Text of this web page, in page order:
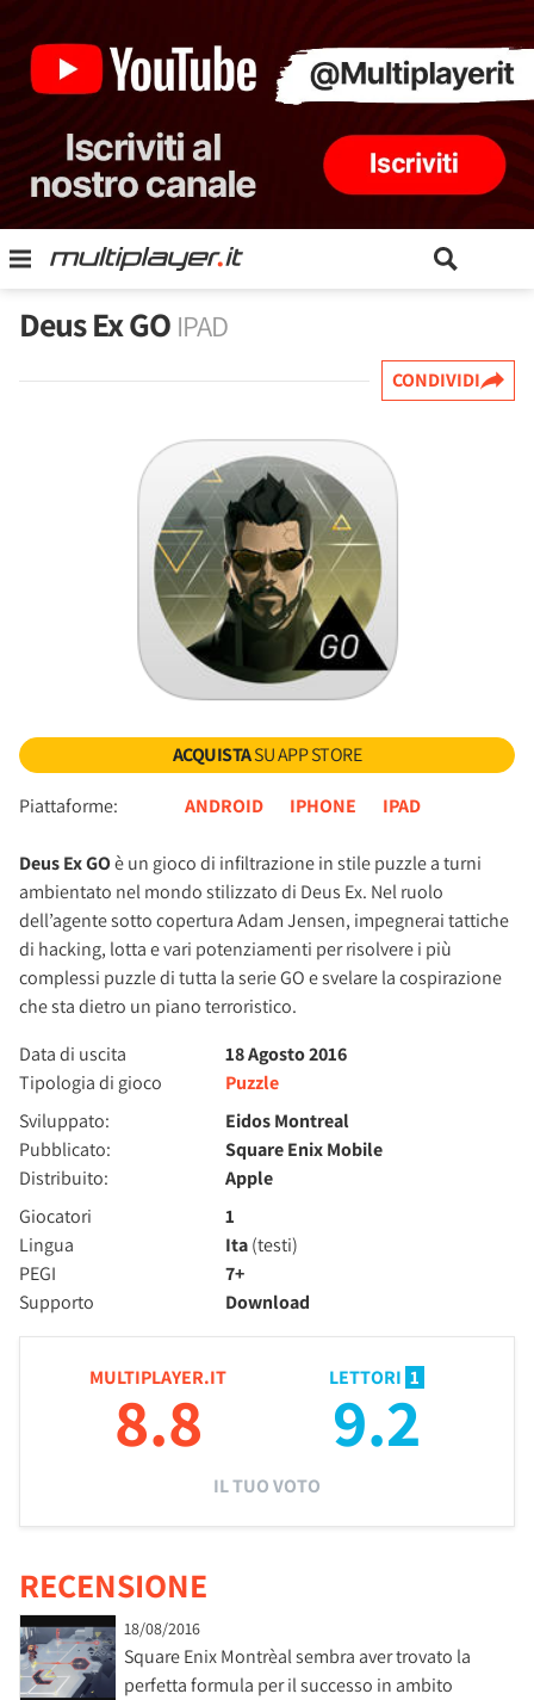
Deus Ex GO IPAD
CONDIVIDI
ACQUISTASU APP STORE
Piattaforme: ANDROID IPHONE IPAD
Deus Ex GOè un gioco di infiltrazione in stile puzzle a turni
ambientato nel mondo stilizzato di Deus Ex. Nel ruolo
dell’agente sotto copertura Adam Jensen, impegnerai tattiche
di hacking, lotta e vari potenziamenti per risolvere i più
complessi puzzle di tutta la serie GO e svelare la cospirazione
che sta dietro un piano terroristico.
Data di uscita
18 Agosto 2016
Tipologia di gioco
Puzzle
Sviluppato:
Eidos Montreal
Pubblicato:
Square Enix Mobile
Distribuito:
Apple
Giocatori
1
Lingua
Ita(testi)
PEGI
7+
Supporto
Download
MULTIPLAYER.IT
8.8
LETTORI 1
9.2
IL TUO VOTO
RECENSIONE
18/08/2016
Square Enix Montrèal sembra aver trovato la
perfetta formula per il successo in ambito